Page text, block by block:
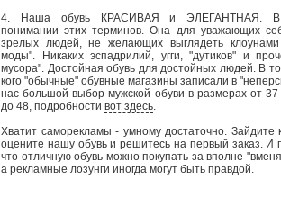
4. Наша обувь КРАСИВАЯ и ЭЛЕГАНТНАЯ. В
понимании этих терминов. Она для уважающих
зрелых людей, не желающих выглядеть
моды". Никаких эспадрилий, угги, "дутиков" и
мусора". Достойная обувь для достойных людей. В
кого "обычные" обувные магазины записали в
нас большой выбор мужской обуви в размерах от
до 48, подробности вот здесь.
Хватит саморекламы - умному достаточно. Зайдите
оцените нашу обувь и решитесь на первый заказ. И
что отличную обувь можно покупать за вполне
а рекламные лозунги иногда могут быть правдой.